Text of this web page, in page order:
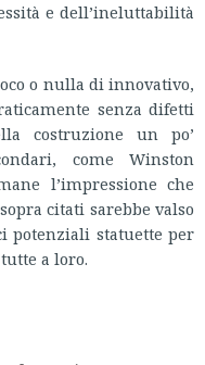
e dell’ineluttabilità
o nulla di innovativo,
senza difetti
costruzione un po’
come Winston
l’impressione che
citati sarebbe valso
potenziali statuette per
a loro.